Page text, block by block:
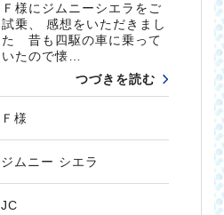
Ｆ様にジムニーシエラをご
試乗、 感想をいただきまし
た 昔も四駆の車に乗って
いたので懐…
つづきを読む
Ｆ様
ジムニー シエラ
JC